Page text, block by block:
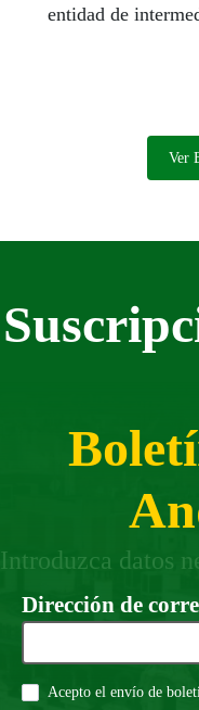
entidad de
discapacidad.
Ver
Introduzca datos
Dirección de
Acepto el envío de